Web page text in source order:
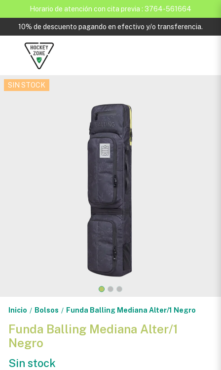
Horario de atención con cita previa : 3764-561664
10% de descuento pagando en efectivo y/o transferencia.
SIN STOCK
Inicio / Bolsos / Funda Balling Mediana Alter/1 Negro
Funda Balling Mediana Alter/1
Negro
Sin stock